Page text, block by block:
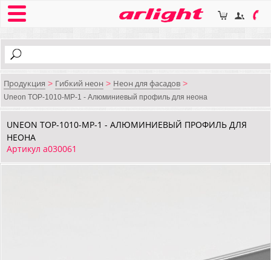
Продукция > Гибкий неон > Неон для фасадов >
Uneon TOP-1010-MP-1 - Алюминиевый профиль для неона
UNEON TOP-1010-MP-1 - АЛЮМИНИЕВЫЙ ПРОФИЛЬ ДЛЯ
НЕОНА
Артикул a030061